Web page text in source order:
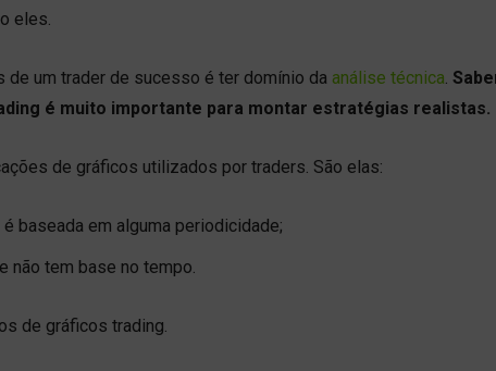
eles.
de um trader de sucesso é ter domínio da análise técnica
é muito importante para montar estratégias realistas.
de gráficos utilizados por traders. São elas:
baseada em alguma periodicidade;
não tem base no tempo.
de gráficos trading.